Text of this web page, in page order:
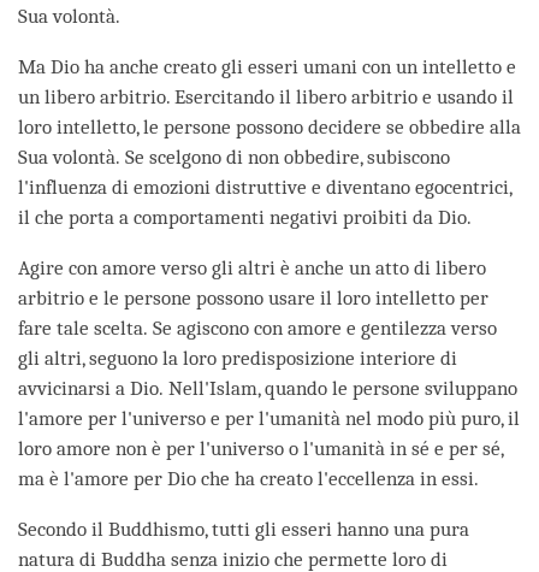
Sua volontà.
Ma Dio ha anche creato gli esseri umani con un intelletto e
un libero arbitrio. Esercitando il libero arbitrio e usando il
loro intelletto, le persone possono decidere se obbedire alla
Sua volontà. Se scelgono di non obbedire, subiscono
l'influenza di emozioni distruttive e diventano egocentrici,
il che porta a comportamenti negativi proibiti da Dio.
Agire con amore verso gli altri è anche un atto di libero
arbitrio e le persone possono usare il loro intelletto per
fare tale scelta. Se agiscono con amore e gentilezza verso
gli altri, seguono la loro predisposizione interiore di
avvicinarsi a Dio. Nell'Islam, quando le persone sviluppano
l'amore per l'universo e per l'umanità nel modo più puro, il
loro amore non è per l'universo o l'umanità in sé e per sé,
ma è l'amore per Dio che ha creato l'eccellenza in essi.
Secondo il Buddhismo, tutti gli esseri hanno una pura
natura di Buddha senza inizio che permette loro di